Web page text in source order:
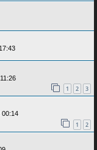
1 2 3
00:14
1 2